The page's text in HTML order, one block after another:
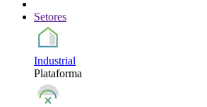
Setores
Industrial
Plataforma